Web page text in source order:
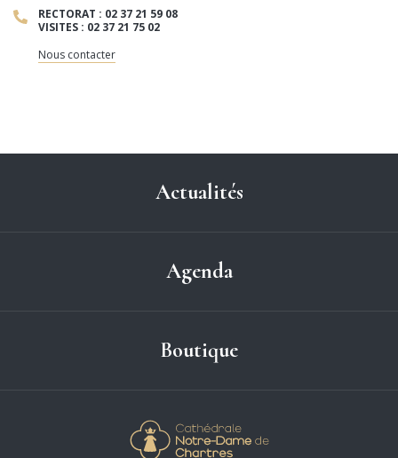
RECTORAT : 02 37 21 59 08
VISITES : 02 37 21 75 02
Nous contacter
Actualités
Agenda
Boutique